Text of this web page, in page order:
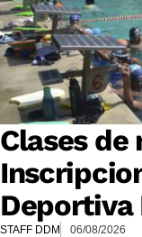
Clases de
Deportiva
STAFF DDM 06/08/2026